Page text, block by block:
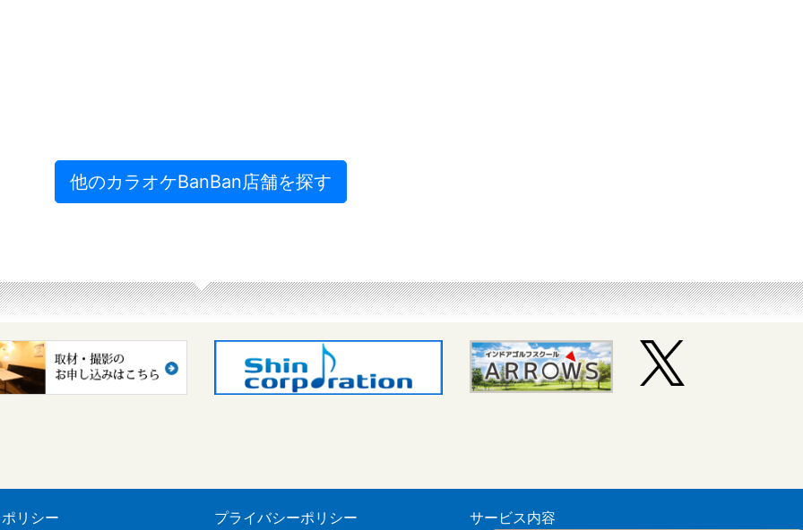
他のカラオケBanBan店舗を探す
リシー プライバシーポリシー
サービス内容